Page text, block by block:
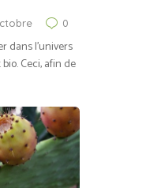
0
dans l’univers
Ceci, afin de